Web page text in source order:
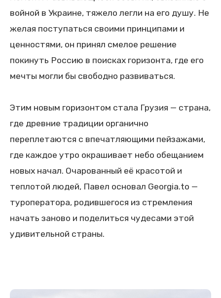
войной в Украине, тяжело легли на его душу. Не
желая поступаться своими принципами и
ценностями, он принял смелое решение
покинуть Россию в поисках горизонта, где его
мечты могли бы свободно развиваться.
Этим новым горизонтом стала Грузия — страна,
где древние традиции органично
переплетаются с впечатляющими пейзажами,
где каждое утро окрашивает небо обещанием
новых начал. Очарованный её красотой и
теплотой людей, Павел основал Georgia.to —
туроператора, родившегося из стремления
начать заново и поделиться чудесами этой
удивительной страны.